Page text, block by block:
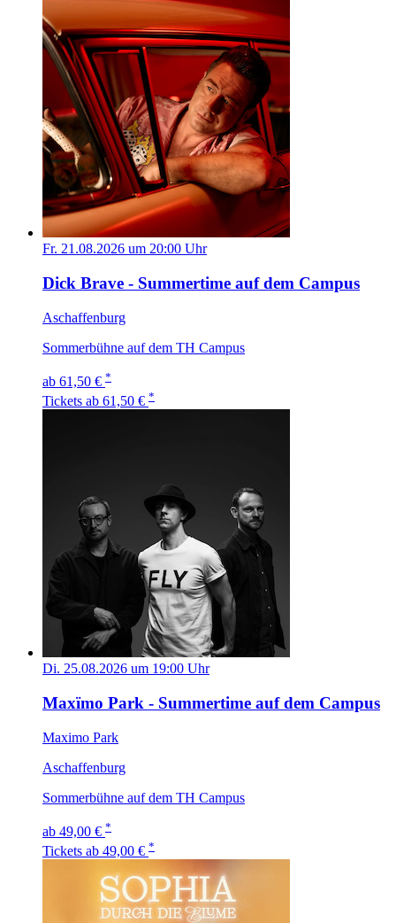
Fr. 21.08.2026 um 20:00 Uhr
Dick Brave - Summertime auf dem Campus
Aschaffenburg
Sommerbühne auf dem TH Campus
ab 61,50 € *
Tickets ab 61,50 € *
Di. 25.08.2026 um 19:00 Uhr
Maxïmo Park - Summertime auf dem Campus
Maximo Park
Aschaffenburg
Sommerbühne auf dem TH Campus
ab 49,00 € *
Tickets ab 49,00 € *